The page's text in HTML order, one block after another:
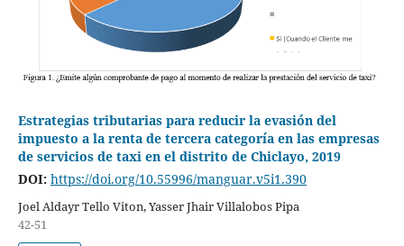
Estrategias tributarias para reducir la evasión del
impuesto a la renta de tercera categoría en las empresas
de servicios de taxi en el distrito de Chiclayo, 2019
DOI: https://doi.org/10.55996/manguar.v5i1.390
Joel Aldayr Tello Viton, Yasser Jhair Villalobos Pipa
42-51